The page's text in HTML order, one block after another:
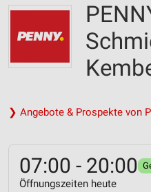
❯ Angebote & Prospekte von
07:00 - 20:00
Öffnungszeiten heute